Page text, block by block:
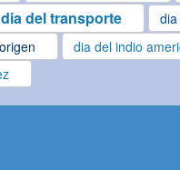
dia del transporte
dia del indio